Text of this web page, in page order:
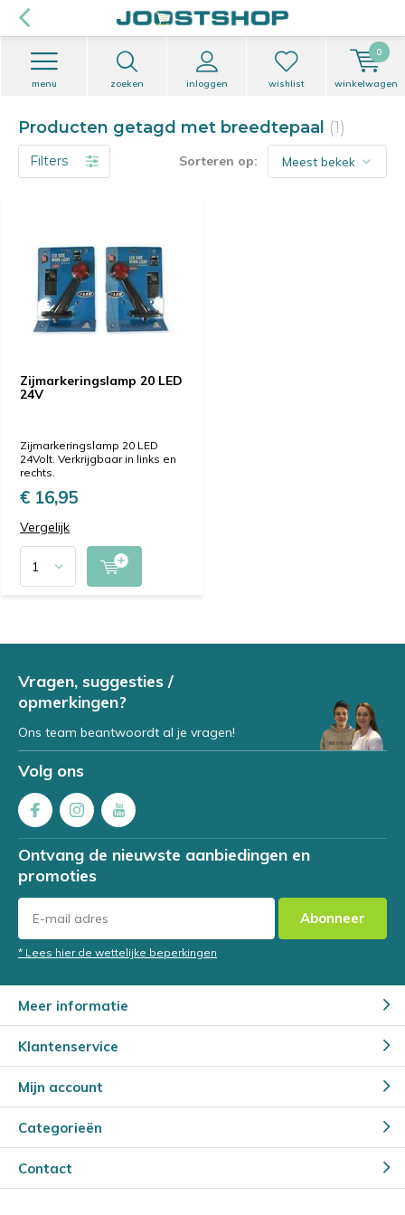
zoeken inloggen
menu wishlist winkelwagen
0
Producten getagd met breedtepaal (1)
Filters Sorteren op:
Zijmarkeringslamp 20 LED
24V
Zijmarkeringslamp 20 LED
24Volt. Verkrijgbaar in links en
rechts.
€ 16,95
Vergelijk
Vragen, suggesties /
opmerkingen?
Ons team beantwoordt al je vragen!
Volg ons
Ontvang de nieuwste aanbiedingen en
promoties
Abonneer
* Lees hier de wettelijke beperkingen
Meer informatie
Klantenservice
Mijn account
Categorieën
Contact